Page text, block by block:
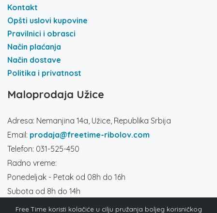
Kontakt
Opšti uslovi kupovine
Pravilnici i obrasci
Način plaćanja
Način dostave
Politika i privatnost
Maloprodaja Užice
Adresa: Nemanjina 14a, Užice, Republika Srbija
Email: prodaja@freetime-ribolov.com
Telefon: 031-525-450
Radno vreme:
Ponedeljak - Petak od 08h do 16h
Subota od 8h do 14h
Društvene mreže
Free Time koristi kolačiće u cilju pružanja boljeg korisničkog